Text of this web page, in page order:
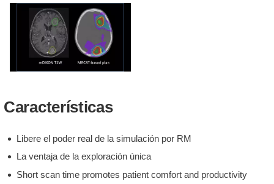
DRR basada en MRCAT
y plan de dosis basado en
Características
Libere el poder real de la simulación por RM
La ventaja de la exploración única
Short scan time promotes patient comfort and productivity